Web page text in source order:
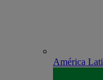
América